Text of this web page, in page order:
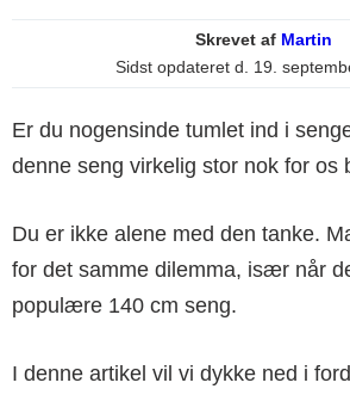
Skrevet af Martin
Sidst opdateret d. 19.
Er du nogensinde tumlet ind i
denne seng virkelig stor nok for os
Du er ikke alene med den tanke.
for det samme dilemma, især når
populære 140 cm seng.
I denne artikel vil vi dykke ned i